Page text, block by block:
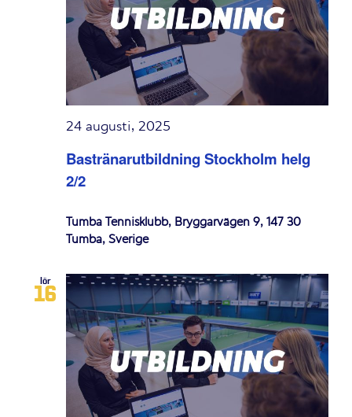
Bastränarutbildning Stockholm helg
2/2
24 augusti, 2025
Tumba Tennisklubb, Bryggarvägen 9, 147 30
Tumba, Sverige
lör
16